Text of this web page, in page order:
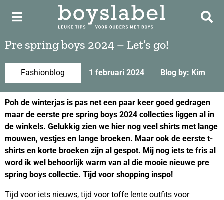
Pre spring boys 2024 – Let’s go!
Fashionblog 1 februari 2024 Blog by: Kim
Poh de winterjas is pas net een paar keer goed gedragen
maar de eerste pre spring boys 2024 collecties liggen al in
de winkels. Gelukkig zien we hier nog veel shirts met lange
mouwen, vestjes en lange broeken. Maar ook de eerste t-
shirts en korte broeken zijn al gespot. Mij nog iets te fris al
word ik wel behoorlijk warm van al die mooie nieuwe pre
spring boys collectie. Tijd voor shopping inspo!
Tijd voor iets nieuws, tijd voor toffe lente outfits voor